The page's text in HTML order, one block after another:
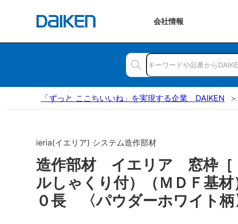
会社情報
「ずっと ここちいいね」を実現する企業 DAIKEN
ieria(イエリア) システム造作部材
造作部材 イエリア 窓枠［
ルしゃくり付）（ＭＤＦ基
０長 〈パウダーホワイト柄